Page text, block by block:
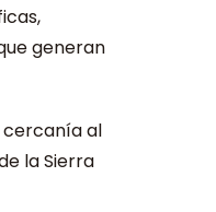
generan
cercanía al
la Sierra